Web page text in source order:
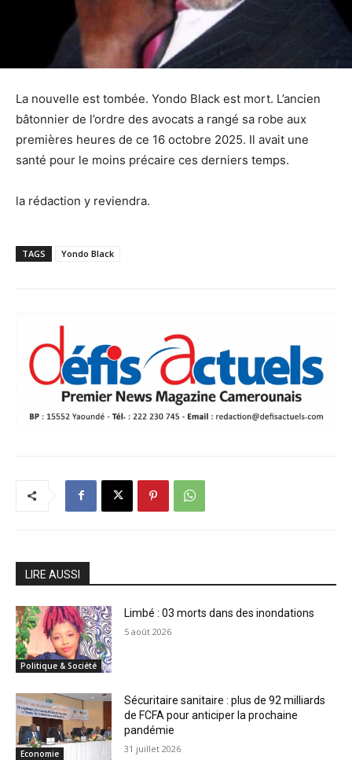
La nouvelle est tombée. Yondo Black est mort. L’ancien
bâtonnier de l’ordre des avocats a rangé sa robe aux
premières heures de ce 16 octobre 2025. Il avait une
santé pour le moins précaire ces derniers temps.
la rédaction y reviendra.
TAGS Yondo Black
LIRE AUSSI
Politique & Société
Limbé : 03 morts dans des inondations
5 août 2026
Economie
Sécuritaire sanitaire : plus de 92 milliards
de FCFA pour anticiper la prochaine
pandémie
31 juillet 2026